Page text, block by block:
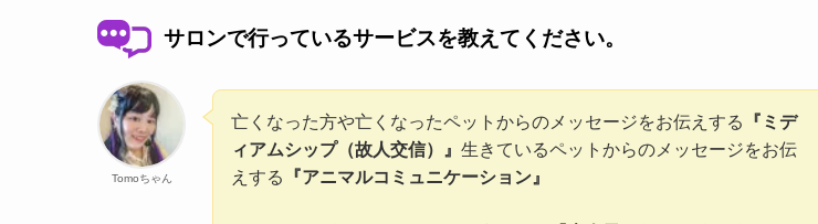
サロンで行っているサービスを教えてください。
Tomoちゃん
亡くなった方や亡くなったペットからのメッセージをお伝えする
『ミデ
ィアムシップ（故人交信）』 生きているペットからのメッセージをお伝
えする
『アニマルコミュニケーション』